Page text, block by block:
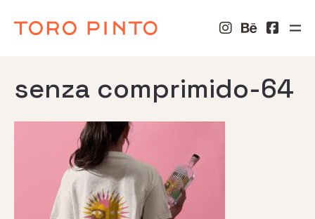
senza comprimido-64